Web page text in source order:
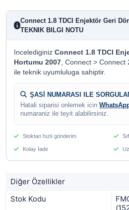
i
Connect 1.8 TDCI Enjektör Geri
TEKNIK BILGI NOTU
Incelediginiz Connect 1.8 TDCI
Hortumu 2007, Connect > Connect
ile teknik uyumluluga sahiptir.
ŞASİ NUMARASI ILE
Hatali siparisi onlemek icin
numaraniz ile teyit alabilirsiniz.
Stoktan hızlı gönderim
Kolay İade
Diğer Özellikler
Stok Kodu